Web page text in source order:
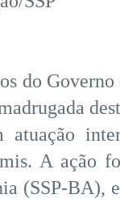
do
atuação
A ação
(SSP-BA),